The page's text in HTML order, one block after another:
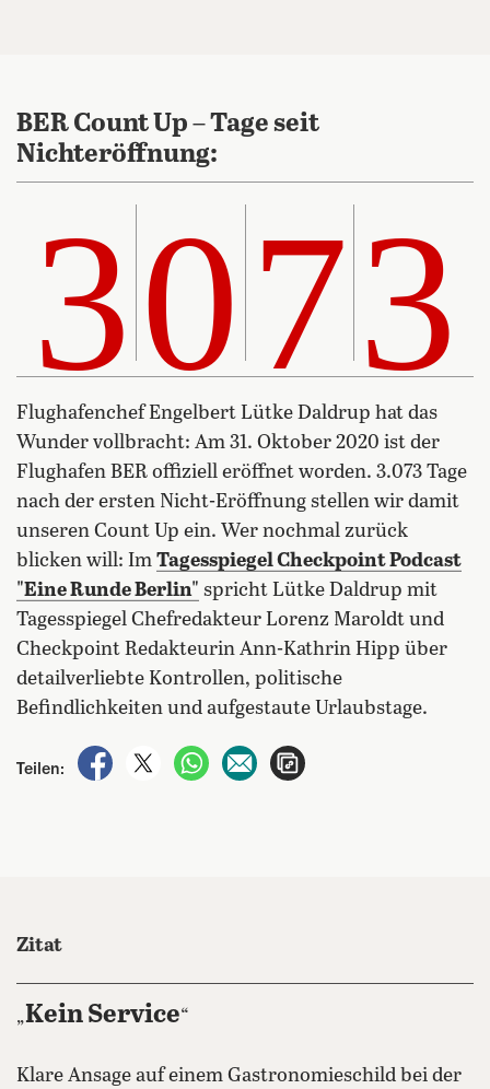
BER Count Up – Tage seit
Nichteröffnung:
3073
3073
Flughafenchef Engelbert Lütke Daldrup hat das
Wunder vollbracht: Am 31. Oktober 2020 ist der
Flughafen BER offiziell eröffnet worden. 3.073 Tage
nach der ersten Nicht-Eröffnung stellen wir damit
unseren Count Up ein. Wer nochmal zurück
blicken will: Im Tagesspiegel Checkpoint Podcast
"Eine Runde Berlin" spricht Lütke Daldrup mit
Tagesspiegel Chefredakteur Lorenz Maroldt und
Checkpoint Redakteurin Ann-Kathrin Hipp über
detailverliebte Kontrollen, politische
Befindlichkeiten und aufgestaute Urlaubstage.
Teilen:
auf Facebook teilen
auf X teilenper WhatsApp teilen
per E-Mail teilen
Zitat
„Kein Service“
Klare Ansage auf einem Gastronomieschild bei der